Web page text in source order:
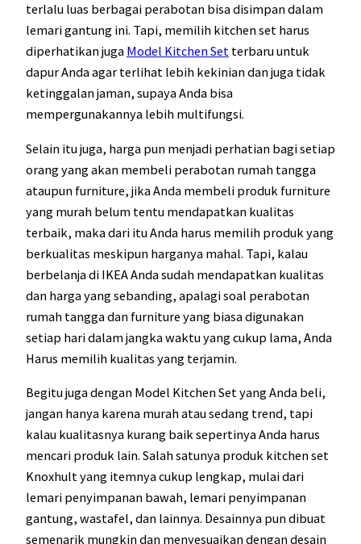
terlalu luas berbagai perabotan bisa disimpan dalam
lemari gantung ini. Tapi, memilih kitchen set harus
diperhatikan juga Model Kitchen Set terbaru untuk
dapur Anda agar terlihat lebih kekinian dan juga tidak
ketinggalan jaman, supaya Anda bisa
mempergunakannya lebih multifungsi.
Selain itu juga, harga pun menjadi perhatian bagi setiap
orang yang akan membeli perabotan rumah tangga
ataupun furniture, jika Anda membeli produk furniture
yang murah belum tentu mendapatkan kualitas
terbaik, maka dari itu Anda harus memilih produk yang
berkualitas meskipun harganya mahal. Tapi, kalau
berbelanja di IKEA Anda sudah mendapatkan kualitas
dan harga yang sebanding, apalagi soal perabotan
rumah tangga dan furniture yang biasa digunakan
setiap hari dalam jangka waktu yang cukup lama, Anda
Harus memilih kualitas yang terjamin.
Begitu juga dengan Model Kitchen Set yang Anda beli,
jangan hanya karena murah atau sedang trend, tapi
kalau kualitasnya kurang baik sepertinya Anda harus
mencari produk lain. Salah satunya produk kitchen set
Knoxhult yang itemnya cukup lengkap, mulai dari
lemari penyimpanan bawah, lemari penyimpanan
gantung, wastafel, dan lainnya. Desainnya pun dibuat
semenarik mungkin dan menyesuaikan dengan desain